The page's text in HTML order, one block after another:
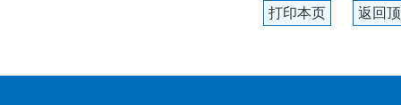
打印本页 返回